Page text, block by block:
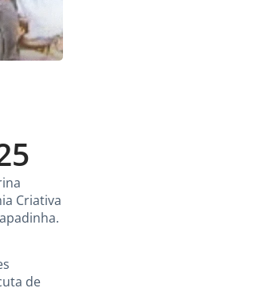
Criativa
de